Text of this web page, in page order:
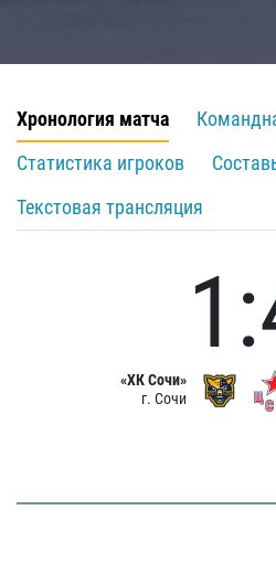
Хронология матча
Статистика игроков
Текстовая трансляция
«ХК Сочи»
г. Сочи